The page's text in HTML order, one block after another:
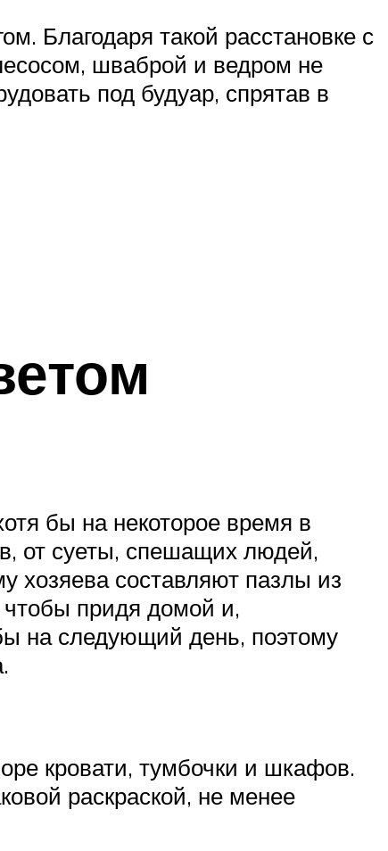
Благодаря такой расстановке с
шваброй и ведром не
под будуар, спрятав в
бы на некоторое время в
от суеты, спешащих людей,
хозяева составляют пазлы из
чтобы придя домой и,
на следующий день, поэтому
кровати, тумбочки и шкафов.
раскраской, не менее